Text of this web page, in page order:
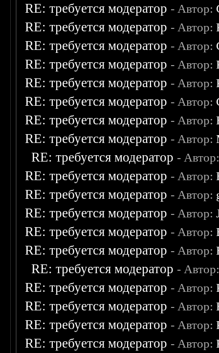
RE: требуется модератор - Автор:
RE: требуется модератор - Автор:
RE: требуется модератор - Автор:
RE: требуется модератор - Автор:
RE: требуется модератор - Автор:
RE: требуется модератор - Автор:
RE: требуется модератор - Автор:
RE: требуется модератор - Автор:
RE: требуется модератор -
RE: требуется модератор - Автор:
RE: требуется модератор - Автор:
RE: требуется модератор - Автор:
RE: требуется модератор - Автор:
RE: требуется модератор - Автор:
RE: требуется модератор -
RE: требуется модератор - Автор:
RE: требуется модератор - Автор:
RE: требуется модератор - Автор:
RE: требуется модератор - Автор: